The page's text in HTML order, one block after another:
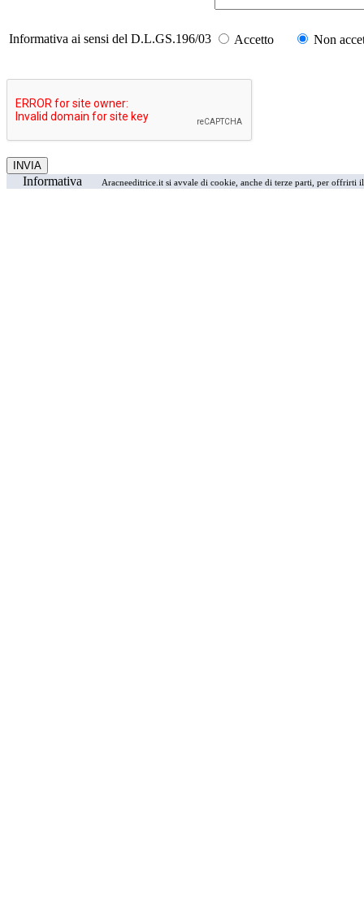
Informativa ai sensi del D.L.GS.196/03 Accetto Non
Informativa Aracneeditrice.it si avvale di cookie, anche di terze parti, per